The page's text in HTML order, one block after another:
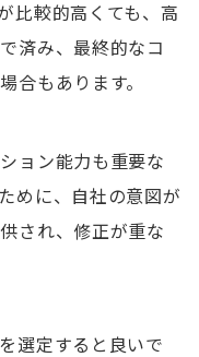
比較的高くても、高
済み、最終的なコ
合もあります。
ョン能力も重要な
めに、自社の意図が
され、修正が重な
選定すると良いで